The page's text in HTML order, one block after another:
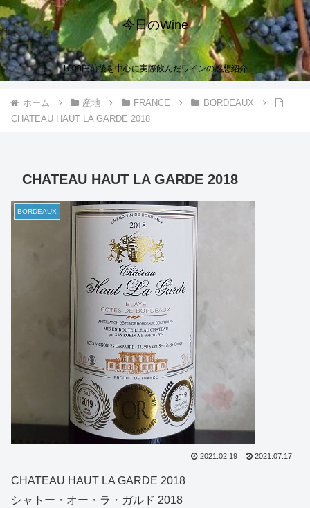
今日のWine
1000円前後を中心に実際飲んだワインの感想紹介
ホーム 産地 FRANCE
BORDEAUX
CHATEAU HAUT LA GARDE 2018
CHATEAU HAUT LA GARDE 2018
BORDEAUX
2021.02.19 2021.07.17
CHATEAU HAUT LA GARDE 2018
シャトー・オー・ラ・ガルド 2018